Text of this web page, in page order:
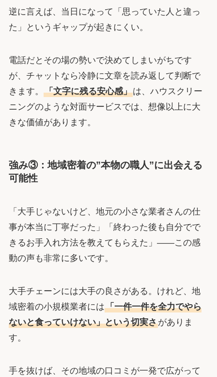
逆に言えば、当日になって「思っていた人と違っ
た」というギャップが起きにくい。
電話だとその場の勢いで決めてしまいがちです
が、チャットなら冷静に文章を読み返して判断で
きます。 「文字に残る安心感」は、ハウスクリー
ニングのような対面サービスでは、想像以上に大
きな価値があります。
強み③：地域密着の”本物の職人”に出会える
可能性
「大手じゃないけど、地元の小さな業者さんの仕
事が本当に丁寧だった」「終わった後も自分でで
きるお手入れ方法を教えてもらえた」――この感
動の声も非常に多いです。
大手チェーンには大手の良さがある。けれど、地
域密着の小規模業者には「一件一件を全力でやら
ないと食っていけない」という切実さがありま
す。
手を抜けば、その地域の口コミが一発で広がって